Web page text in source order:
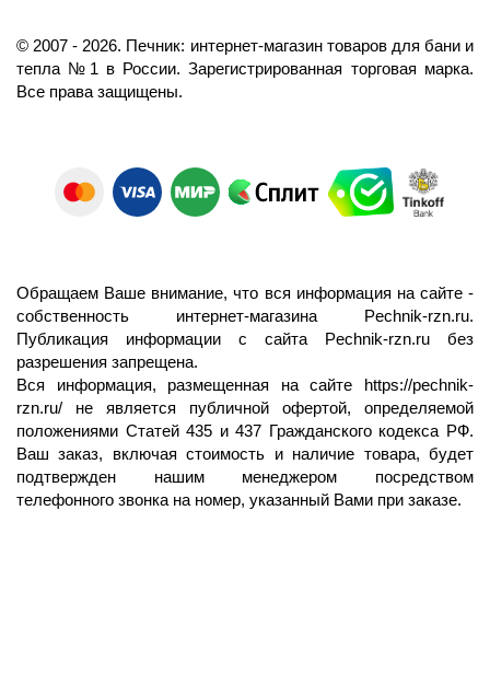
©️ 2007 - 2026. Печник: интернет-магазин товаров для бани и
тепла №1 в России. Зарегистрированная торговая марка.
Все права защищены.
Обращаем Ваше внимание, что вся информация на сайте -
собственность интернет-магазина Pechnik-rzn.ru.
Публикация информации с сайта Pechnik-rzn.ru без
разрешения запрещена.
Вся информация, размещенная на сайте https://pechnik-
rzn.ru/ не является публичной офертой, определяемой
положениями Статей 435 и 437 Гражданского кодекса РФ.
Ваш заказ, включая стоимость и наличие товара, будет
подтвержден нашим менеджером посредством
телефонного звонка на номер, указанный Вами при заказе.